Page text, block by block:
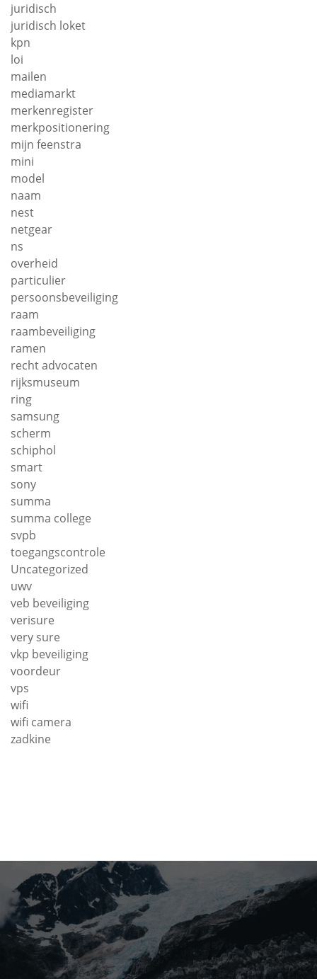
juridisch
juridisch loket
kpn
loi
mailen
mediamarkt
merkenregister
merkpositionering
mijn feenstra
mini
model
naam
nest
netgear
ns
overheid
particulier
persoonsbeveiliging
raam
raambeveiliging
ramen
recht advocaten
rijksmuseum
ring
samsung
scherm
schiphol
smart
sony
summa
summa college
svpb
toegangscontrole
Uncategorized
uwv
veb beveiliging
verisure
very sure
vkp beveiliging
voordeur
vps
wifi
wifi camera
zadkine